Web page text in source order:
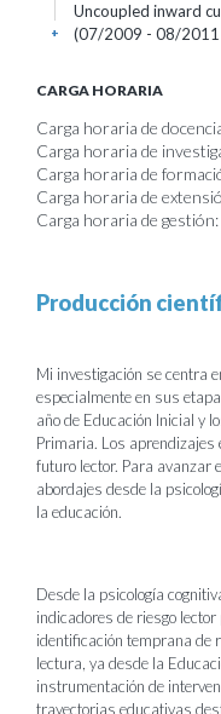
Uncoupled inward
(07/2009 - 08/2011
+
CARGA HORARIA
Carga horaria de
Carga horaria de
Carga horaria de
Carga horaria de
Carga horaria de
Producción
Mi investigación se centra
especialmente en sus
año de Educación Inicial y
Primaria. Los aprendizajes
futuro lector. Para avanzar
abordajes desde la
la educación.
Desde la psicología
indicadores de riesgo
identificación temprana de
lectura, ya desde la
instrumentación de
trayectorias educativas